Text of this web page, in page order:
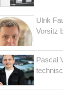
Ulrik
Vorsitz
Pascal